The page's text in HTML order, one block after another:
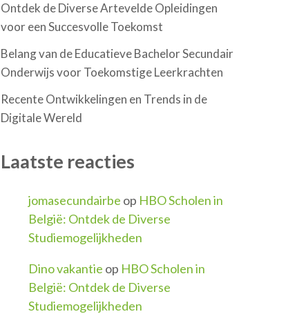
Ontdek de Diverse Artevelde Opleidingen
voor een Succesvolle Toekomst
Belang van de Educatieve Bachelor Secundair
Onderwijs voor Toekomstige Leerkrachten
Recente Ontwikkelingen en Trends in de
Digitale Wereld
Laatste reacties
jomasecundairbe op HBO Scholen in
België: Ontdek de Diverse
Studiemogelijkheden
Dino vakantie op HBO Scholen in
België: Ontdek de Diverse
Studiemogelijkheden